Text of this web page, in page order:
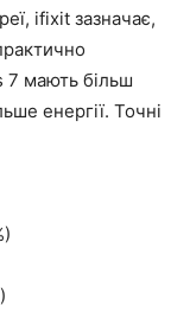
ifixit зазначає,
7 мають більш
енергії. Точні